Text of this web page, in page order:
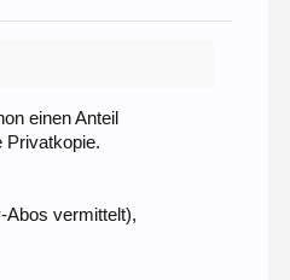
einen Anteil
Privatkopie.
Abos vermittelt),